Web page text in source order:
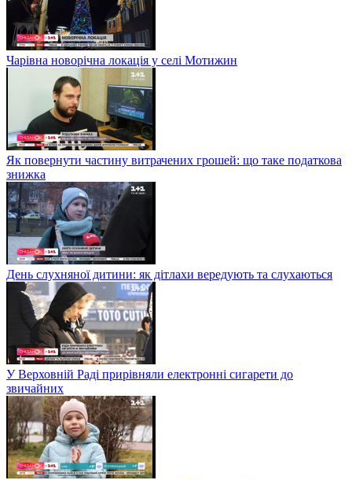
Чарівна новорічна локація у селі Мотижин
Як повернути частину витрачених грошей: що таке податкова
знижка
День слухняної дитини: як дітлахи вередують та слухаються
У Верховній Раді прирівняли електронні сигарети до
звичайних